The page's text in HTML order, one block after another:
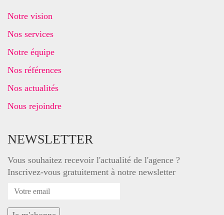
Notre vision
Nos services
Notre équipe
Nos références
Nos actualités
Nous rejoindre
NEWSLETTER
Vous souhaitez recevoir l'actualité de l'agence ?
Inscrivez-vous gratuitement à notre newsletter